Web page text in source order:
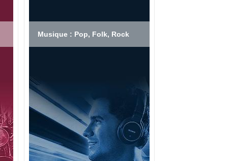
Musique : Pop, Folk, Rock